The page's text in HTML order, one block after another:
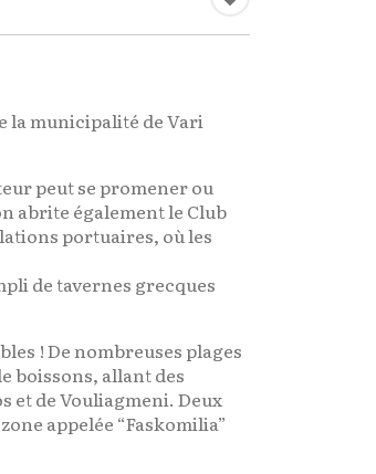
la municipalité de Vari
peut se promener ou
abrite également le Club
portuaires, où les
de tavernes grecques
! De nombreuses plages
boissons, allant des
et de Vouliagmeni. Deux
appelée “Faskomilia”